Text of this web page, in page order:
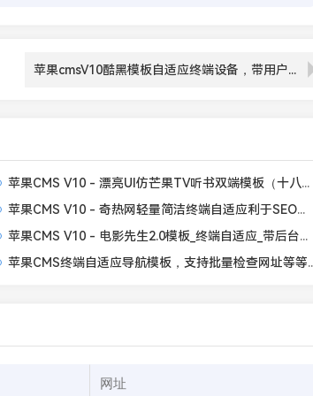
苹果cmsV10酷黑模板自适应终端设备，带用户中心模块
苹果CMS V10 - 漂亮UI仿芒果TV听书双端模板（十八码修复无错开源版）
苹果CMS V10 - 奇热网轻量简洁终端自适应利于SEO影视模板
苹果CMS V10 - 电影先生2.0模板_终端自适应_带后台管理_全开源无加密
苹果CMS终端自适应导航模